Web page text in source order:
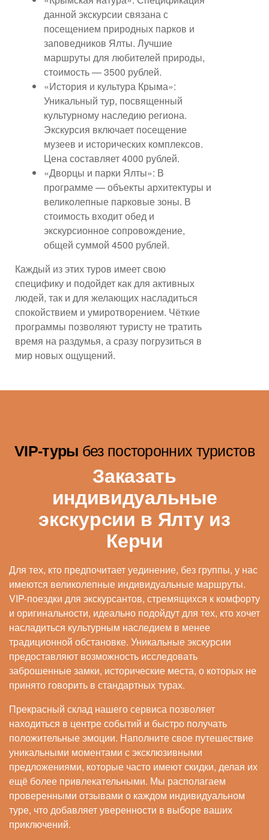
данной экскурсии связана с
посещением природных парков и
заповедников Ялты. Лучшие
маршруты для любителей природы,
стоимость — 3500 рублей.
«История и культура Крыма»:
Уникальный тур, посвященный
культурному наследию региона.
Экскурсия включает посещение
музеев и исторических комплексов.
Цена составляет 4000 рублей.
«Дворцы и парки Ялты»: В
программе — объекты архитектуры и
великолепные парковые зоны. В
стоимость входит обед и
экскурсионное сопровождение,
общей суммой 4500 рублей.
Каждый из этих туров имеет свою
специфику и подойдет как для активных
людей, так и для желающих насладиться
спокойствием и умиротворением. Чёткие
программы позволяют туристу не тратить
время на раздумья, а сразу погрузиться в
мир новых ощущений.
VIP-туры без посторонних туристов
Заказать
индивидуальные
экскурсии в Ялту из
Керчи
Для тех, кто предпочитает уединение, без группы, у нас
имеются великолепные индивидуальные маршруты.
VIP-поездки для экскурсантов, стремящихся к комфорту
и оригинальности, идеально подойдут для тех, кто хочет
насладиться культурным наследием в менее
традиционной обстановке. Уникальные экскурсии
предоставляют возможность исследовать
заброшенные замки, исторические места, о которых не
принято говорить в стандартных турах.
Прекрасный склад нашего сервиса позволяет
находиться в центре событий и быстро получать
положительные эмоции. Наполните свое путешествие
уникальными моментами с эксклюзивными
предложениями, которые часто имеют скидки, делая их
ещё более привлекательными. Мы располагаем
проверенными отзывами о каждом индивидуальном
туре, что добавляет уверенности в выборе ваших
приключений.